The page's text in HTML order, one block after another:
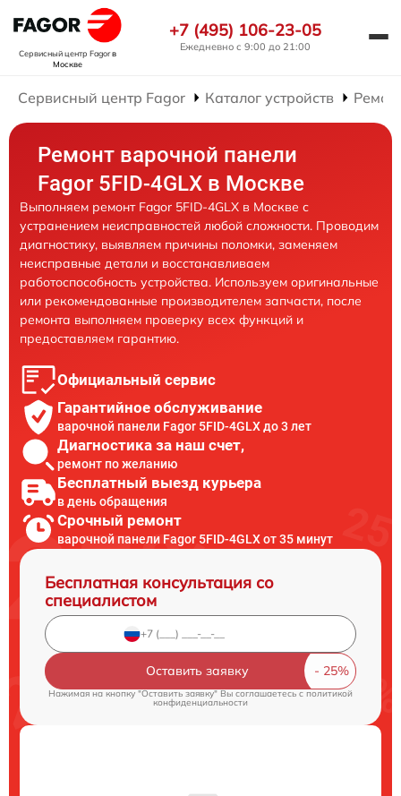
Сервисный центр Fagorв
Москве
+7 (495) 106-23-05
Ежедневно с 9:00 до 21:00
Сервисный центр Fagor Каталог устройств
Ремонт варочной панели
Fagor 5FID-4GLX в Москве
Выполняем ремонт Fagor 5FID-4GLX в Москве с
устранением неисправностей любой сложности. Проводим
диагностику, выявляем причины поломки, заменяем
неисправные детали и восстанавливаем
работоспособность устройства. Используем оригинальные
или рекомендованные производителем запчасти, после
ремонта выполняем проверку всех функций и
предоставляем гарантию.
Официальный сервис
Гарантийное обслуживание
варочной панели Fagor 5FID-4GLX до 3 лет
Диагностика за наш счет,
ремонт по желанию
Бесплатный выезд курьера
в день обращения
Срочный ремонт
варочной панели Fagor 5FID-4GLX от 35 минут
Бесплатная консультация со
специалистом
Оставить заявку
Нажимая на кнопку "Оставить заявку" Вы соглашаетесь cполитикой
конфиденциальности